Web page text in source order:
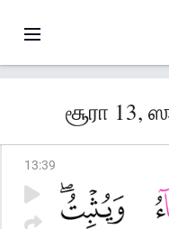
சூரா 13,
13:39